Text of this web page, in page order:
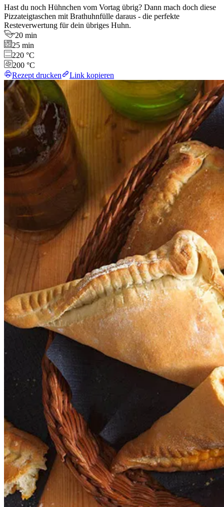
Hast du noch Hühnchen vom Vortag übrig? Dann mach doch diese
Pizzateigtaschen mit Brathuhnfülle daraus - die perfekte
Resteverwertung für dein übriges Huhn.
20 min
25 min
220 °C
200 °C
Rezept drucken
Link kopieren